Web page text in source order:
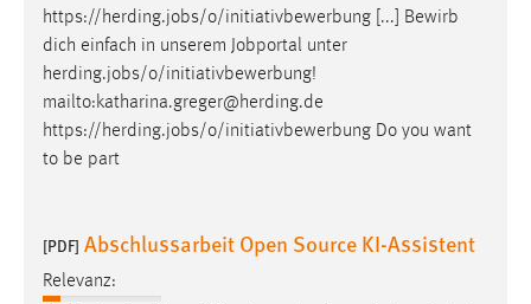
https://herding.jobs/o/initiativbewerbung [...] Bewirb
dich einfach in unserem Jobportal unter
herding.jobs/o/initiativbewerbung!
mailto:katharina.greger@herding.de
https://herding.jobs/o/initiativbewerbung Do you want
to be part
[PDF] Abschlussarbeit Open Source KI-Assistent
Relevanz: